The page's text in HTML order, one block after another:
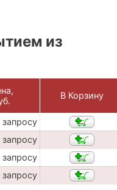
из
В Корзину
запросу
запросу
запросу
запросу